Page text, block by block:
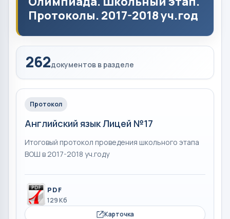
Протоколы. 2017-2018 уч.год
262документов в разделе
Протокол
Английский язык Лицей №17
Итоговый протокол проведения школьного этапа
ВОШ в 2017-2018 уч.году
PDF
129 Кб
Карточка